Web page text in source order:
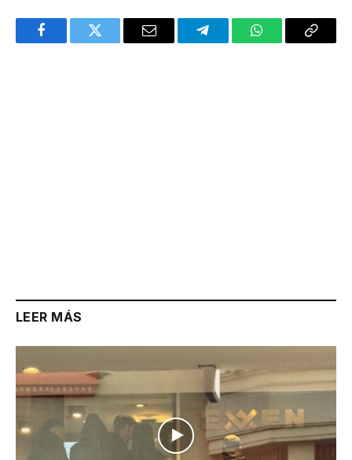
FacebookTwitter Email TelegramWhatsAppCopy
LEER MÁS